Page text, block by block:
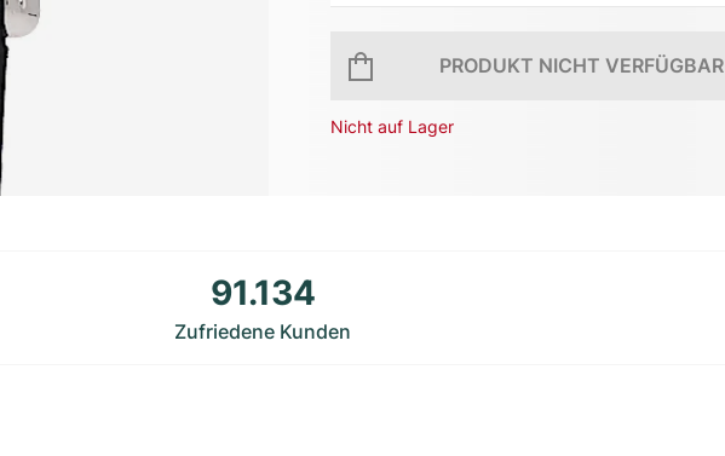
PRODUKT NICHT VERFÜGBAR
Nicht auf Lager
91.134
Zufriedene Kunden